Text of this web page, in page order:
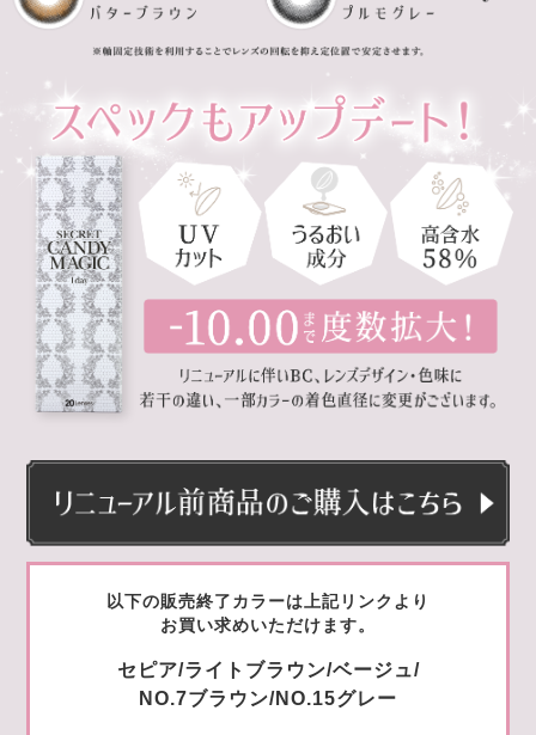
以下の販売終了カラーは上記リンクより
お買い求めいただけます。
セピア/ライトブラウン/ベージュ/
NO.7ブラウン/NO.15グレー